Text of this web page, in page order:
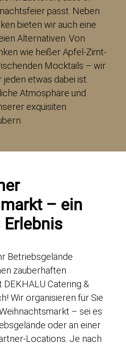
passt. Neben
bieten wir auch eine
Alternativen. Von
wie heißer Apfel-Zimt-
Mocktails – wir
etwas dabei ist.
Atmosphäre und
exquisiten
– ein
Erlebnis
Betriebsgelände
zauberhaften
Catering &
Wir organisieren für Sie
– sei es
oder an einer
Locations. Je nach